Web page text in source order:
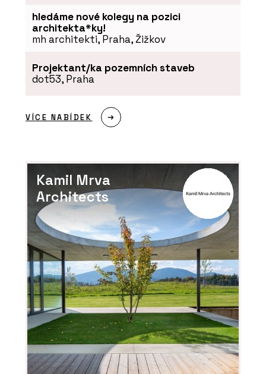
hledáme nové kolegy na pozici
architekta*ky!
mh architekti, Praha, Žižkov
Projektant/ka pozemních staveb
dot53, Praha
VÍCE NABÍDEK
Kamil Mrva
Architects